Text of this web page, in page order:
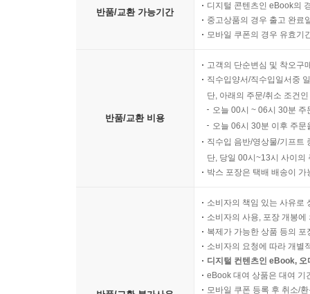
반품/교환 가능기간
디지털 콘텐츠인 eBook의
중고상품의 경우 출고 완료
모바일 쿠폰의 경우 유효기
반품/교환 비용
고객의 단순변심 및 착오구
직수입양서/직수입일서중
단, 아래의 주문/취소 조건
오늘 00시 ~ 06시 30분
오늘 06시 30분 이후 주
직수입 음반/영상물/기프트
단, 당일 00시~13시 사이의
박스 포장은 택배 배송이
소비자의 책임 있는 사유로
소비자의 사용, 포장 개봉
복제가 가능한 상품 등의
소비자의 요청에 따라 개별
디지털 컨텐츠인 eBook,
eBook 대여 상품은 대여 기
모바일 쿠폰 등록 후 취소/